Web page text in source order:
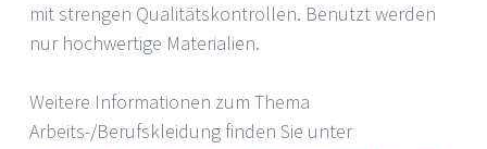
mit strengen Qualitätskontrollen. Benutzt werden
nur hochwertige Materialien.
Weitere Informationen zum Thema
Arbeits-/Berufskleidung finden Sie unter